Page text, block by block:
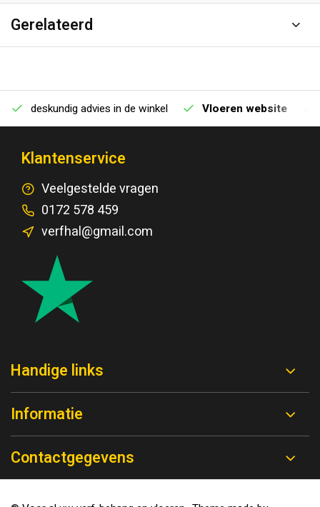
Gerelateerd
deskundig advies in de winkel Vloeren website
Klantenservice
Veelgestelde vragen
0172 578 459
verfhal@gmail.com
Handige links
Informatie
Contactgegevens